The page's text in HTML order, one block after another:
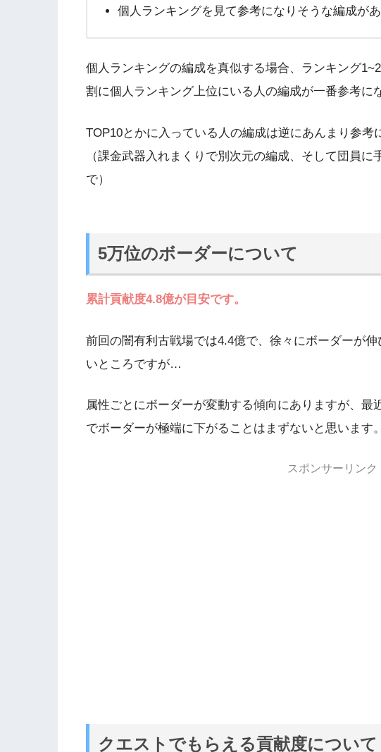
個人ランキングを見て参考になりそうな編成があ
個人ランキングの編成を真似する場合、ランキング
割に個人ランキング上位にいる人の編成が一番参考に
TOP10とかに入っている人の編成は逆にあんまり参考
（課金武器入れまくりで別次元の編成、そして団員
で）
5万位のボーダーについて
累計貢献度4.8億が目安です。
前回の闇有利古戦場では4.4億で、徐々にボーダーが
いところですが…
属性ごとにボーダーが変動する傾向にありますが、最
でボーダーが極端に下がることはまずないと思います。
スポンサーリンク
クエストでもらえる貢献度について